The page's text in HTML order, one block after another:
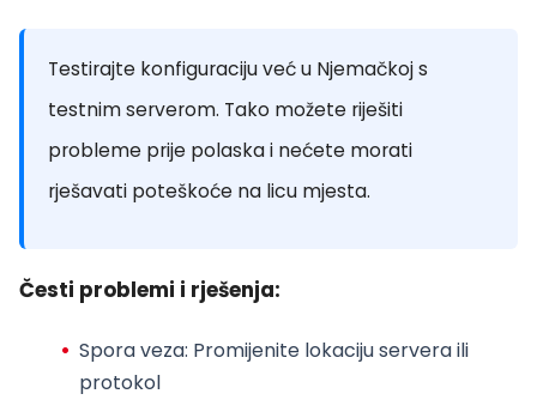
Testirajte konfiguraciju već u Njemačkoj s
testnim serverom. Tako možete riješiti
probleme prije polaska i nećete morati
rješavati poteškoće na licu mjesta.
Česti problemi i rješenja:
Spora veza: Promijenite lokaciju servera ili
protokol